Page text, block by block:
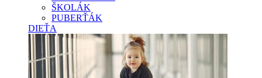
ŠKOLÁK
PUBERŤÁK
DIEŤA